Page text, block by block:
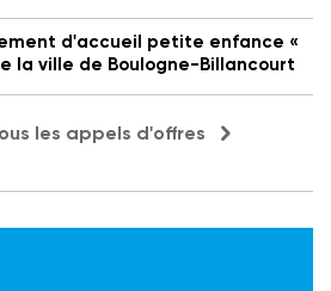
d'accueil petite enfance «
la ville de Boulogne-Billancourt
les appels d'offres